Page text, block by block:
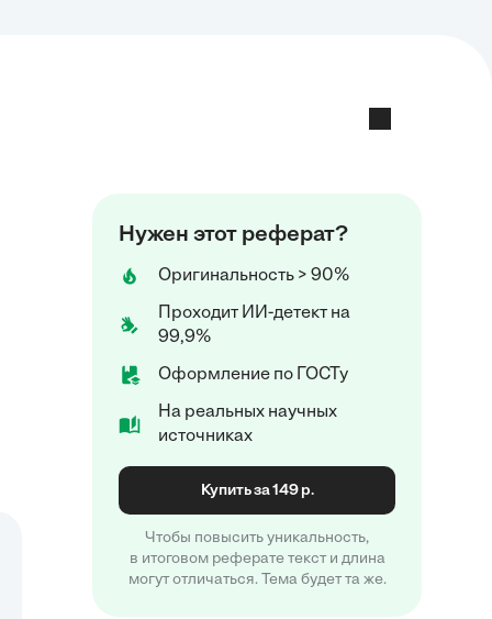
Нужен этот реферат?
Оригинальность > 90%
Проходит ИИ-детект на
99,9%
Оформление по ГОСТу
На реальных научных
источниках
Купить за 149 р.
Чтобы повысить уникальность,
в итоговом реферате текст и длина
могут отличаться. Тема будет та же.